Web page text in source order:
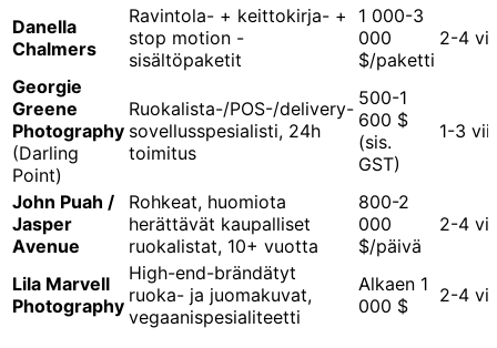
Danella
Chalmers
Ravintola- + keittokirja- +
stop motion -
sisältöpaketit
1 000-3
000
$/paketti
2-4
Georgie
Greene
Photography
(Darling
Point)
Ruokalista-/POS-/delivery-
sovellusspesialisti, 24h
toimitus
500-1
600 $
(sis.
GST)
1-3
John Puah /
Jasper
Avenue
Rohkeat, huomiota
herättävät kaupalliset
ruokalistat, 10+ vuotta
800-2
000
$/päivä
2-4
Lila Marvell
Photography
High-end-brändätyt
ruoka- ja juomakuvat,
vegaanispesialiteetti
Alkaen 1
000 $
2-4